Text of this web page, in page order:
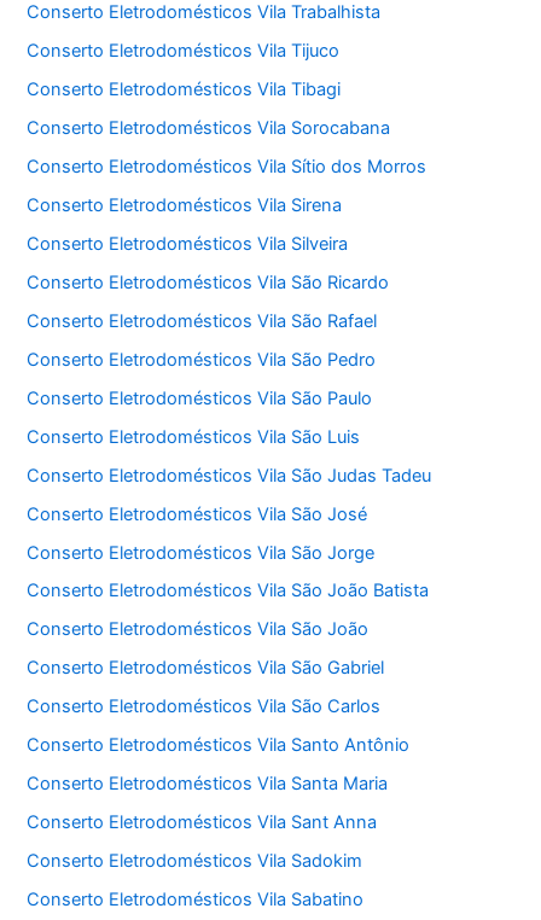
Conserto Eletrodomésticos Vila Trabalhista
Conserto Eletrodomésticos Vila Tijuco
Conserto Eletrodomésticos Vila Tibagi
Conserto Eletrodomésticos Vila Sorocabana
Conserto Eletrodomésticos Vila Sítio dos Morros
Conserto Eletrodomésticos Vila Sirena
Conserto Eletrodomésticos Vila Silveira
Conserto Eletrodomésticos Vila São Ricardo
Conserto Eletrodomésticos Vila São Rafael
Conserto Eletrodomésticos Vila São Pedro
Conserto Eletrodomésticos Vila São Paulo
Conserto Eletrodomésticos Vila São Luis
Conserto Eletrodomésticos Vila São Judas Tadeu
Conserto Eletrodomésticos Vila São José
Conserto Eletrodomésticos Vila São Jorge
Conserto Eletrodomésticos Vila São João Batista
Conserto Eletrodomésticos Vila São João
Conserto Eletrodomésticos Vila São Gabriel
Conserto Eletrodomésticos Vila São Carlos
Conserto Eletrodomésticos Vila Santo Antônio
Conserto Eletrodomésticos Vila Santa Maria
Conserto Eletrodomésticos Vila Sant Anna
Conserto Eletrodomésticos Vila Sadokim
Conserto Eletrodomésticos Vila Sabatino